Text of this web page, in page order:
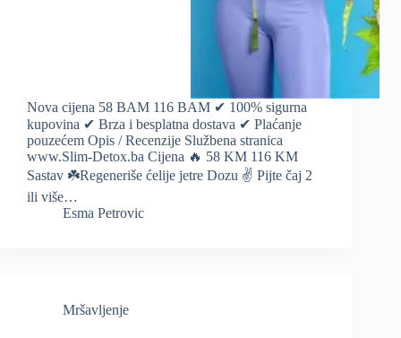
Nova cijena 58 BAM 116 BAM ✔ 100% sigurna
kupovina ✔ Brza i besplatna dostava ✔ Plaćanje
pouzećem Opis / Recenzije Službena stranica
www.Slim-Detox.ba Cijena 🔥 58 KM 116 KM
Sastav ☘️Regeneriše ćelije jetre Dozu ✌️ Pijte čaj 2
ili više…
Esma Petrovic
Mršavljenje